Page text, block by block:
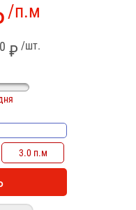
/п.м
/шт.
₽
3.0 п.м